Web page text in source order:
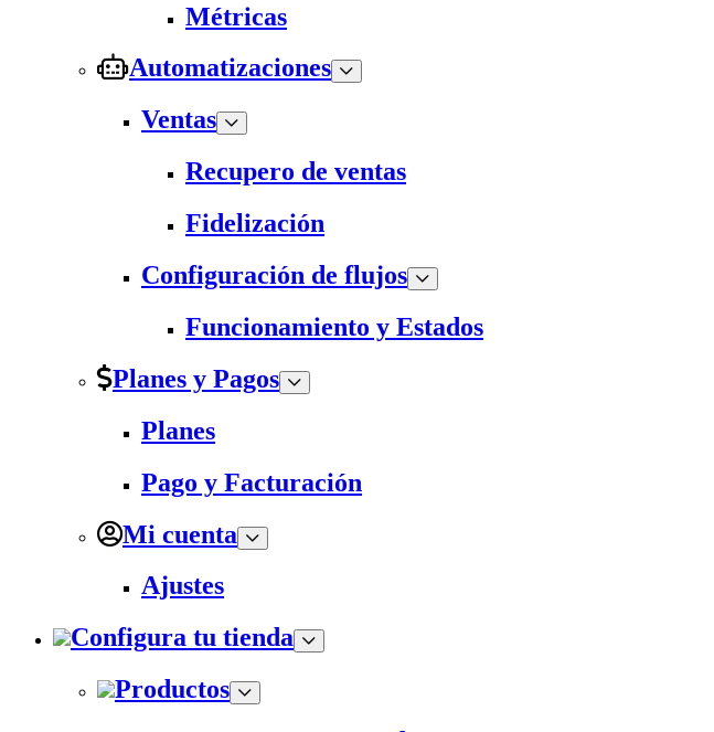
Métricas
Automatizaciones
Ventas
Recupero de ventas
Fidelización
Configuración de flujos
Funcionamiento y Estados
Planes y Pagos
Planes
Pago y Facturación
Mi cuenta
Ajustes
Configura tu tienda
Productos